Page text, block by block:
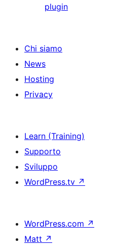
plugin
Chi siamo
News
Hosting
Privacy
Learn (Training)
Supporto
Sviluppo
WordPress.tv ↗
WordPress.com ↗
Matt ↗